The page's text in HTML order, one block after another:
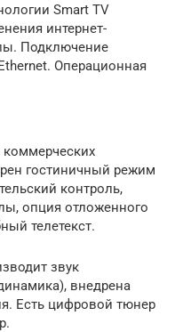
Smart TV
интернет-
Подключение
Операционная
гостиничный режим
контроль,
опция отложенного
телетекст.
звук
внедрена
Есть цифровой тюнер